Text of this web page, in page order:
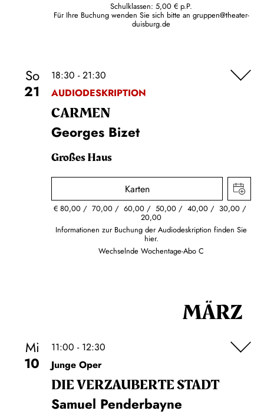
Schulklassen: 5,00 € p.P.
Für Ihre Buchung wenden Sie sich bitte an gruppen@theater-
duisburg.de
So
21
18:30 - 21:30
AUDIODESKRIPTION
CARMEN
Georges Bizet
Großes Haus
Karten
€80,00 70,00 60,00 50,00 40,00 30,00
20,00
Informationen zur Buchung der Audiodeskription finden Sie
hier.
Wechselnde Wochentage-Abo C
MÄRZ
Mi
10
11:00 - 12:30
Junge Oper
DIE VERZAUBERTE STADT
Samuel Penderbayne